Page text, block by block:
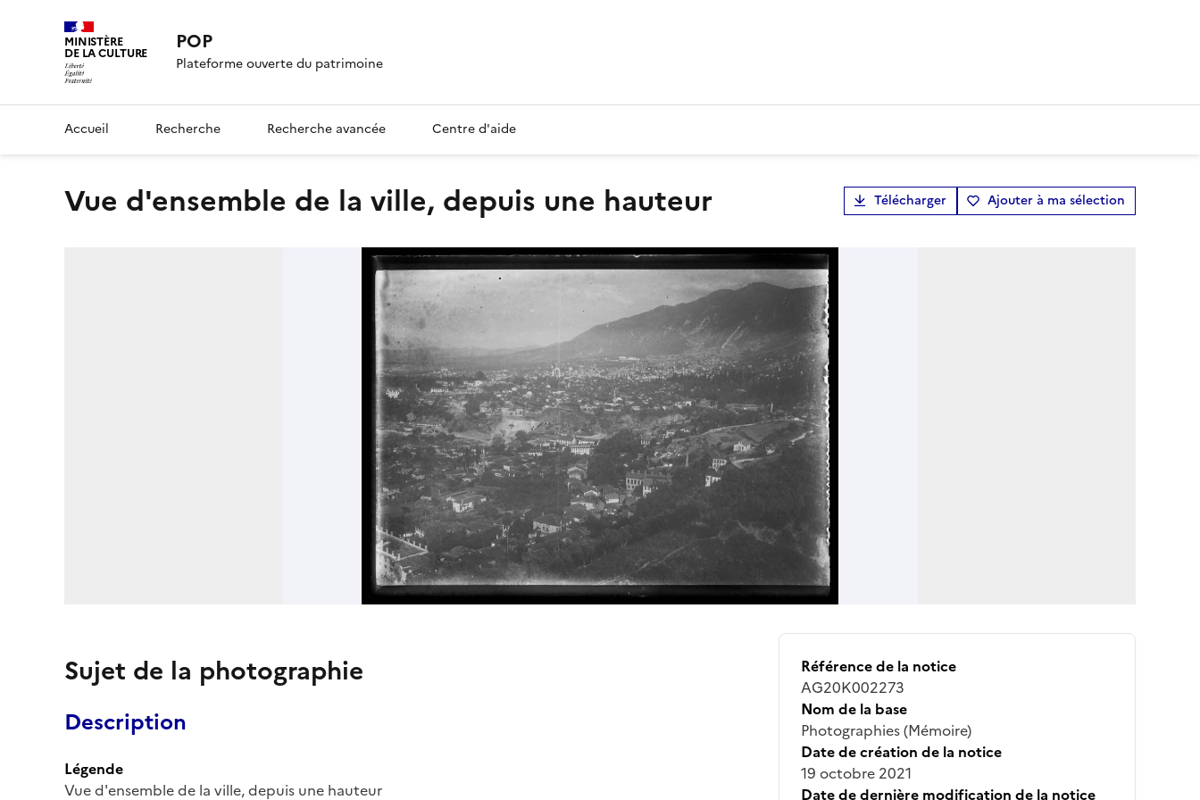
MINISTÈRE
DE LA CULTURE POP
Plateforme ouverte du patrimoine
Accueil Recherche Recherche avancée Centre d'aide
Vue d'ensemble de la ville, depuis une hauteur Télécharger Ajouter à ma sélection
Sujet de la photographie
Description
Légende
Vue d'ensemble de la ville, depuis une hauteur
Référence de la notice
AG20K002273
Nom de la base
Photographies (Mémoire)
Date de création de la notice
19 octobre 2021
Date de dernière modification de la notice